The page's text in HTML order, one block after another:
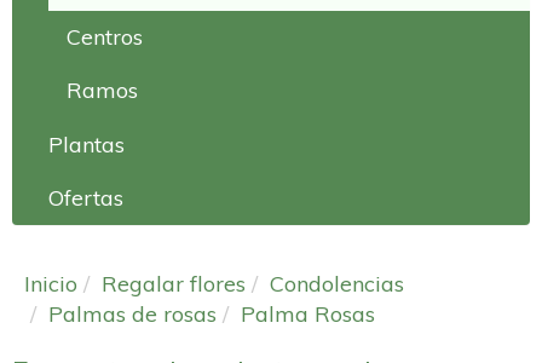
Centros
Ramos
Plantas
Ofertas
Inicio Regalar flores
Condolencias
Palmas de rosas
Palma Rosas